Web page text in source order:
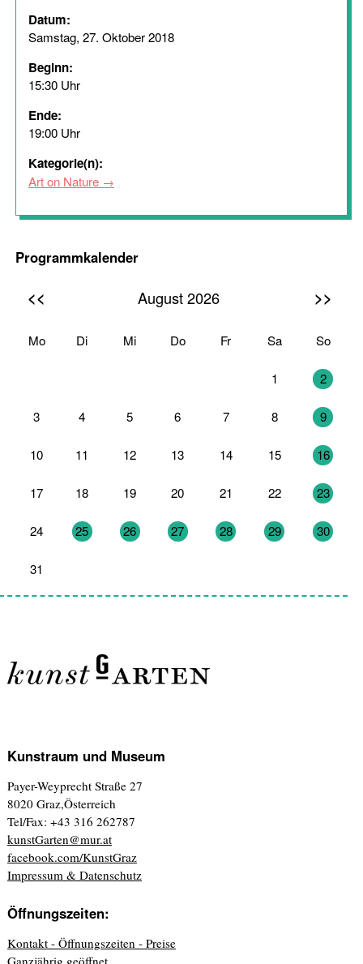
Datum:
Samstag, 27. Oktober 2018
Beginn:
15:30 Uhr
Ende:
19:00 Uhr
Kategorie(n):
Art on Nature
Programmkalender
<< August 2026 >>
Mo Di Mi Do Fr Sa So
1 2
3 4 5 6 7 8 9
10 11 12 13 14 15 16
17 18 19 20 21 22 23
24 25 26 27 28 29 30
31
Kunstraum und Museum
Payer-Weyprecht Straße 27
8020 Graz,Österreich
Tel/Fax: +43 316 262787
kunstGarten@mur.at
facebook.com/KunstGraz
Impressum & Datenschutz
Öffnungszeiten:
Kontakt - Öffnungszeiten - Preise